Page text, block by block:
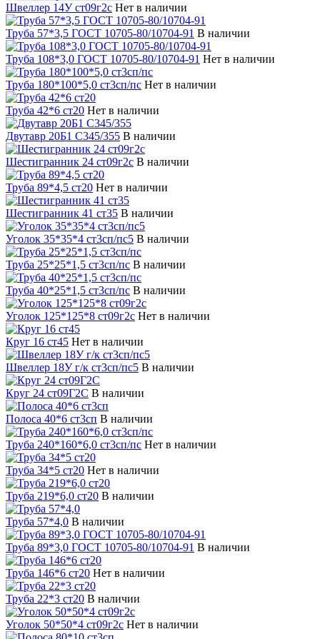
Швеллер 14У ст09г2с Нет в наличии
Труба 57*3,5 ГОСТ 10705-80/10704-91 В наличии
Труба 108*3,0 ГОСТ 10705-80/10704-91 Нет в наличии
Труба 180*100*5,0 ст3сп/пс Нет в наличии
Труба 42*6 ст20 Нет в наличии
Двутавр 20Б1 С345/355 В наличии
Шестигранник 24 ст09г2с В наличии
Труба 89*4,5 ст20 Нет в наличии
Шестигранник 41 ст35 В наличии
Уголок 35*35*4 ст3сп/пс5 В наличии
Труба 25*25*1,5 ст3сп/пс В наличии
Труба 40*25*1,5 ст3сп/пс В наличии
Уголок 125*125*8 ст09г2с Нет в наличии
Круг 16 ст45 Нет в наличии
Швеллер 18У г/к ст3сп/пс5 В наличии
Круг 24 ст09Г2С В наличии
Полоса 40*6 ст3сп В наличии
Труба 240*160*6,0 ст3сп/пс Нет в наличии
Труба 34*5 ст20 Нет в наличии
Труба 219*6,0 ст20 В наличии
Труба 57*4,0 В наличии
Труба 89*3,0 ГОСТ 10705-80/10704-91 В наличии
Труба 146*6 ст20 Нет в наличии
Труба 22*3 ст20 В наличии
Уголок 50*50*4 ст09г2с Нет в наличии